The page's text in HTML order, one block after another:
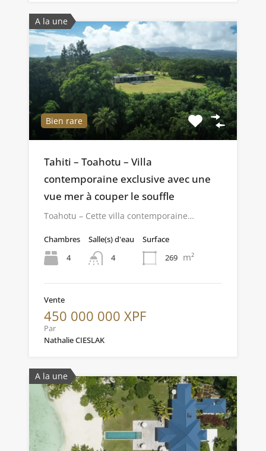
A la une
Bien rare
Tahiti – Toahotu – Villa
contemporaine exclusive avec une
vue mer à couper le souffle
Toahotu – Cette villa contemporaine…
Chambres
4
Salle(s) d'eau
4
Surface
269 m²
Vente
450 000 000 XPF
Par
Nathalie CIESLAK
A la une